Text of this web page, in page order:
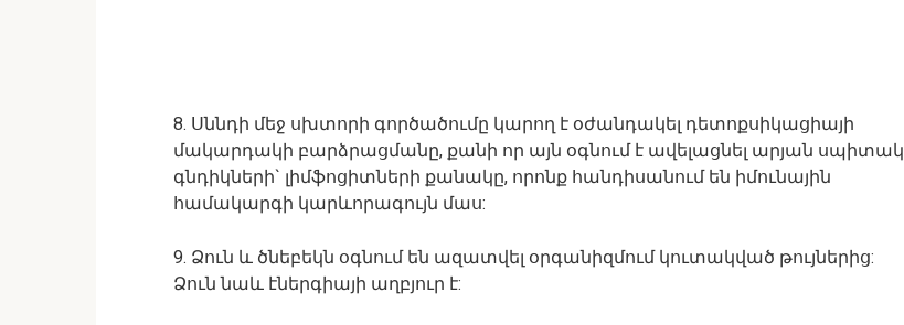
8. Սննդի մեջ սխտորի գործածումը կարող է օժանդակել դետոքսիկացիայի
մակարդակի բարձրացմանը, քանի որ այն օգնում է ավելացնել արյան սպիտակ
գնդիկների` լիմֆոցիտների քանակը, որոնք հանդիսանում են իմունային
համակարգի կարևորագույն մաս:
9. Ձուն և ծնեբեկն օգնում են ազատվել օրգանիզմում կուտակված թույներից:
Ձուն նաև էներգիայի աղբյուր է: